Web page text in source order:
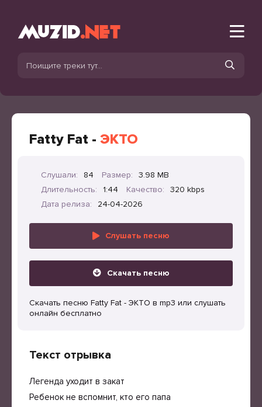
Fatty Fat - ЭКТО
Слушали: 84 Размер:
3.98 MB
Длительность:
1:44 Качество:
320 kbps
Дата релиза:
24-04-2026
Слушать песню
Скачать песню
Скачать песню Fatty Fat - ЭКТО в mp3 или слушать
онлайн бесплатно
Текст отрывка
Легенда уходит в закат
Ребенок не вспомнит, кто его папа